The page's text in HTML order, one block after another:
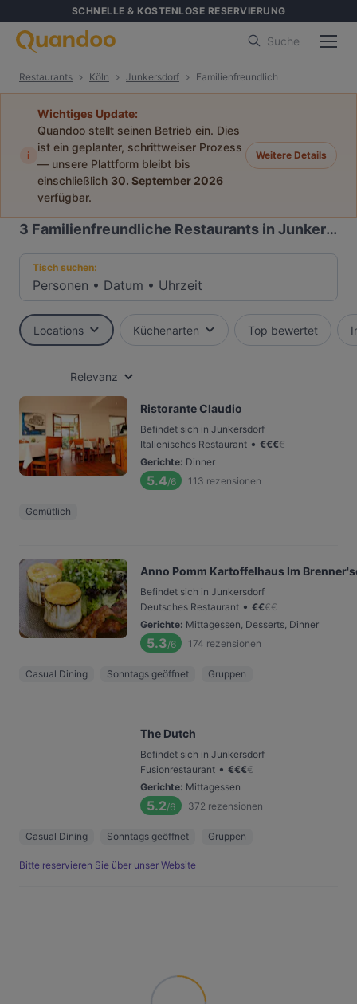
SCHNELLE & KOSTENLOSE RESERVIERUNG
Suche
Restaurants Köln Junkersdorf Familienfreundlich
i
Wichtiges Update:
Quandoo stellt seinen Betrieb ein. Dies
ist ein geplanter, schrittweiser Prozess
— unsere Plattform bleibt bis
einschließlich 30. September 2026
verfügbar.
Weitere Details
3 Familienfreundliche Restaurants in Junkersdorf, Köln
Tisch suchen:
Personen • Datum • Uhrzeit
Locations Küchenarten Top bewertet
Relevanz
Ristorante Claudio
Befindet sich in Junkersdorf
Italienisches Restaurant • €€€€
Gerichte: Dinner
5.4/6 113 rezensionen
Gemütlich
Anno Pomm Kartoffelhaus Im
Befindet sich in Junkersdorf
Deutsches Restaurant • €€€€
Gerichte: Mittagessen, Desserts, Dinner
5.3/6 174 rezensionen
Casual Dining Sonntags geöffnet Gruppen
The Dutch
Befindet sich in Junkersdorf
Fusionrestaurant • €€€€
Gerichte: Mittagessen
5.2/6 372 rezensionen
Casual Dining Sonntags geöffnet Gruppen
Bitte reservieren Sie über unser Website